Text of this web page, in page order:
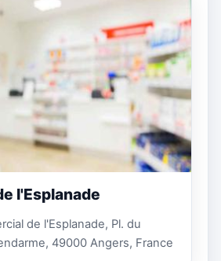
l'Esplanade
de l'Esplanade, Pl. du
49000 Angers, France